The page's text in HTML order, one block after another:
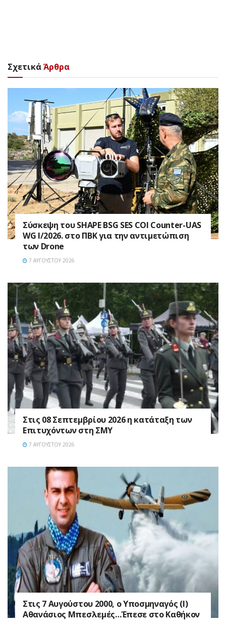
ΣχετικάΆρθρα
Σύσκεψη του SHAPE BSG SES COI Counter-UAS
WG I/2026. στο ΠΒΚ για την αντιμετώπιση
των Drone
7 ΑΥΓΟΎΣΤΟΥ 2026
Στις 08 Σεπτεμβρίου 2026 η κατάταξη των
Επιτυχόντων στη ΣΜΥ
7 ΑΥΓΟΎΣΤΟΥ 2026
Στις 7 Αυγούστου 2000, ο Υποσμηναγός (Ι)
Αθανάσιος Μπεσλεμές…Έπεσε στο Καθήκον